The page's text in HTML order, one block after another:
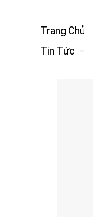
Trang Chủ
Tin Tức